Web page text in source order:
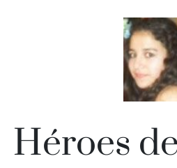
Héroes